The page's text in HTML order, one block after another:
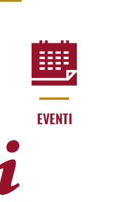
EVENTI